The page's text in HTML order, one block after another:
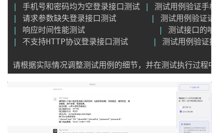
|
手机号和密码均为空登录接口测试 |
测试用例验
|
请求参数缺失登录接口测试 |
测试用例
|
响应时间性能测试 |
测试接
|
不支持HTTP协议登录接口测试 | 测试用